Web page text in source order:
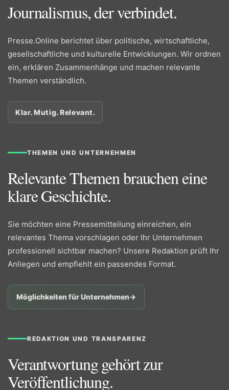
Journalismus, der verbindet.
Presse.Online berichtet über politische, wirtschaftliche,
gesellschaftliche und kulturelle Entwicklungen. Wir ordnen
ein, erklären Zusammenhänge und machen relevante
Themen verständlich.
Klar. Mutig. Relevant.
THEMEN UND UNTERNEHMEN
Relevante Themen brauchen eine
klare Geschichte.
Sie möchten eine Pressemitteilung einreichen, ein
relevantes Thema vorschlagen oder Ihr Unternehmen
professionell sichtbar machen? Unsere Redaktion prüft Ihr
Anliegen und empfiehlt ein passendes Format.
Möglichkeiten für Unternehmen→
REDAKTION UND TRANSPARENZ
Verantwortung gehört zur
Veröffentlichung.